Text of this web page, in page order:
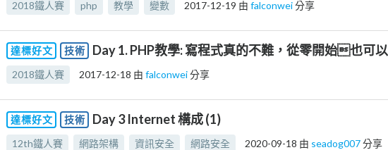
2018鐵人賽 php 教學 變數 2017-12-19 由 falconwei分享
達標好文 技術 Day 1. PHP教學: 寫程式真的不難，從零開始也可以
2018鐵人賽 2017-12-18 由 falconwei分享
達標好文 技術 Day 3 Internet 構成 (1)
12th鐵人賽 網路架構 資訊安全 網路安全 2020-09-18 由 seadog007分享